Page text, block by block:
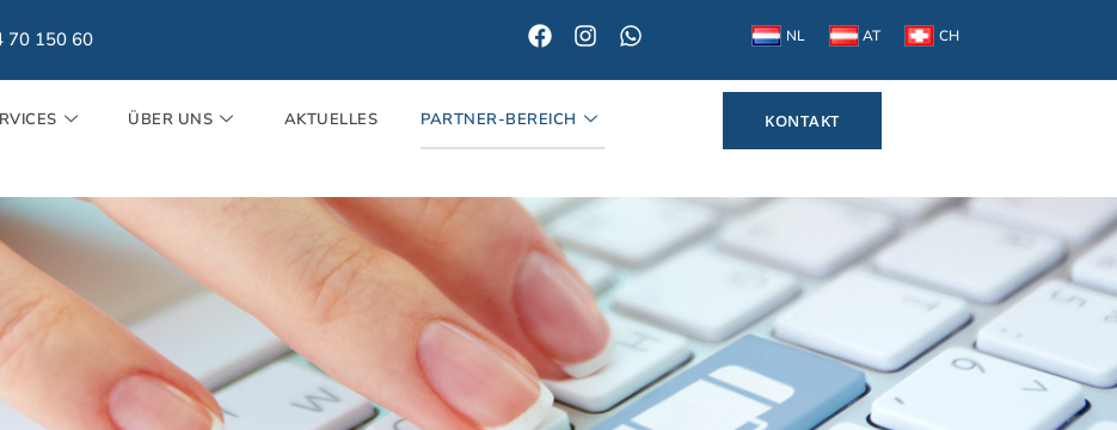
70 150 60 NL AT CH
ÜBER UNS AKTUELLES PARTNER-BEREICH KONTAKT